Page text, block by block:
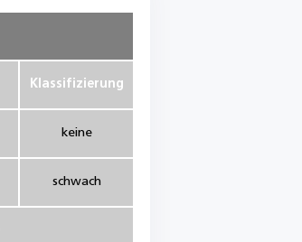
Klassifizierung
keine
schwach